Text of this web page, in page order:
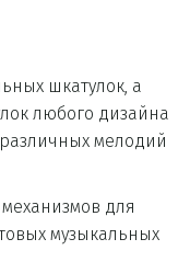
шкатулок, а
любого дизайна
мелодий
для
музыкальных